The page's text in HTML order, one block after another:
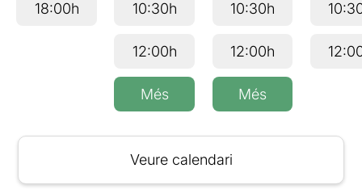
18:00h 10:30h
12:00h
Més
10:30h
12:00h
Més
Veure calendari